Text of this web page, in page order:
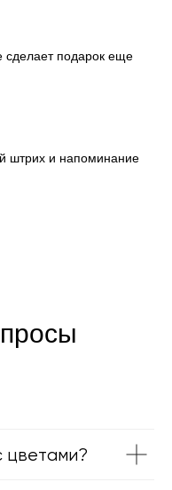
сделает подарок еще
штрих и напоминание
цветами?